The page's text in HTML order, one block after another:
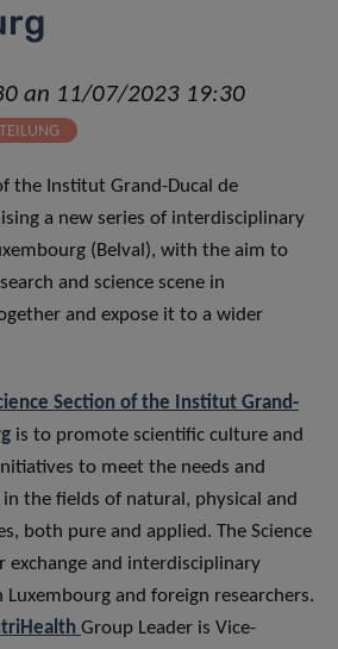
an 11/07/2023 19:30
the Institut Grand-Ducal de
a new series of interdisciplinary
(Belval), with the aim to
and science scene in
and expose it to a wider
Section of the Institut Grand-
is to promote scientific culture and
to meet the needs and
the fields of natural, physical and
both pure and applied. The Science
exchange and interdisciplinary
and foreign researchers.
Group Leader is Vice-